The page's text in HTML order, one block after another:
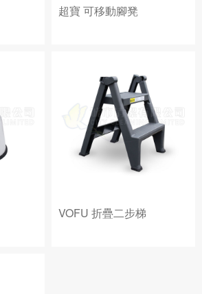
超寶 可移動腳凳
VOFU 折疊二步梯